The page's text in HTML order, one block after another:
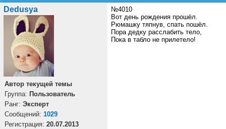
Dedusya
Автор текущей темы
Группа: Пользователь
Ранг: Эксперт
Cообщений: 1029
Регистрация: 20.07.2013
№4010
Вот день рождения прошёл.
Рюмашку тяпнув, спать пошёл.
Пора дедку расслабить тело,
Пока в табло не прилетело!